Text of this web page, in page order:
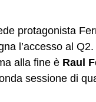
protagonista
l’accesso al
alla fine è Raul
sessione di